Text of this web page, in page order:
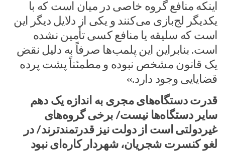
اینکه منافع گروه خاصی در میان است که با
یکدیگر لج‌بازی می‌کنند و یکی از دلایل دیگر این
است که سلیقه یا منافع کسی تأمین نشده
است. بنابراین این پلمب‌ها صرفاً به دلیل نقض
یک قانون مشخص نبوده و مطمئناً پشت پرده
قضایایی وجود دارد.»
قدرت دستگاه‌های مجری به اندازه یک دهم
سایر دستگاه‌ها نیست/ برخی گروه‌های
غیردولتی است از دولت نیز قدرتمندترند/ در
لغو کنسرت شجریان، شهردار کاره‌ای نبود